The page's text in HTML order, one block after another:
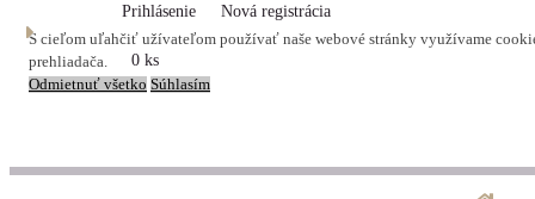
S cieľom uľahčiť užívateľom používať naše webové stránky využívame
prehliadača.
Odmietnuť všetko Súhlasím
Prihlásenie Nová registrácia
0 ks